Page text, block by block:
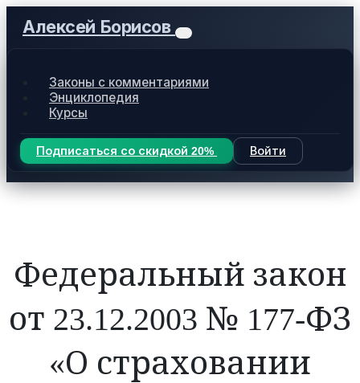
Алексей Борисов
Законы с комментариями
Энциклопедия
Курсы
Подписаться со скидкой 20% Войти
Федеральный закон
от 23.12.2003 № 177-ФЗ
«О страховании